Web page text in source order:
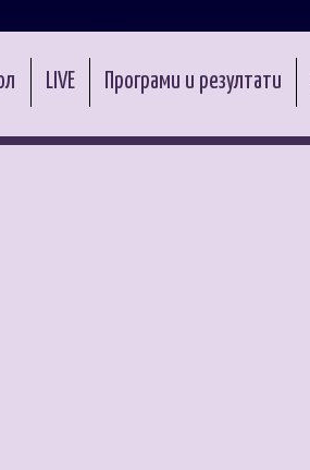
LIVE Програми и резултати